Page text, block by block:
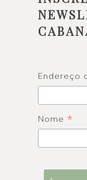
Endereço
Nome *